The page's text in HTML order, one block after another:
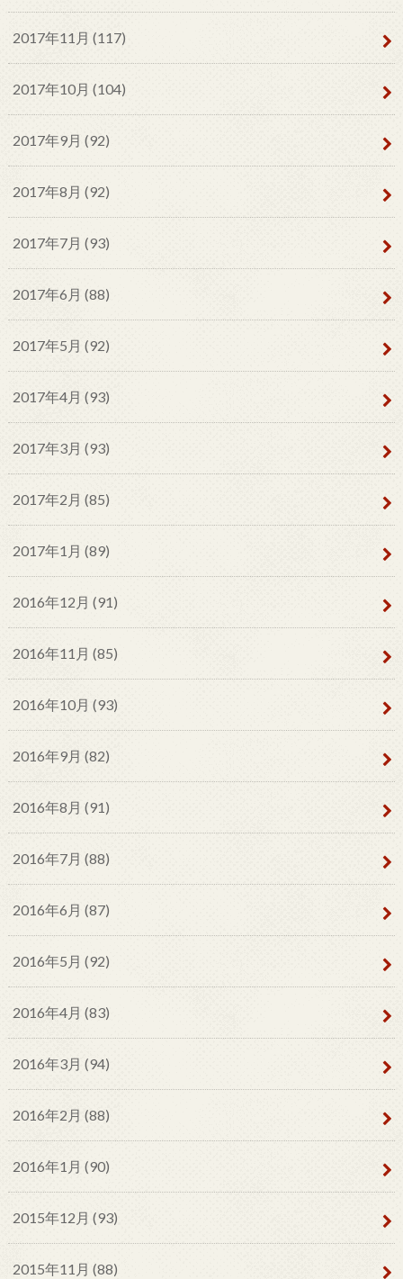
2017年11月 (117)
2017年10月 (104)
2017年9月 (92)
2017年8月 (92)
2017年7月 (93)
2017年6月 (88)
2017年5月 (92)
2017年4月 (93)
2017年3月 (93)
2017年2月 (85)
2017年1月 (89)
2016年12月 (91)
2016年11月 (85)
2016年10月 (93)
2016年9月 (82)
2016年8月 (91)
2016年7月 (88)
2016年6月 (87)
2016年5月 (92)
2016年4月 (83)
2016年3月 (94)
2016年2月 (88)
2016年1月 (90)
2015年12月 (93)
2015年11月 (88)